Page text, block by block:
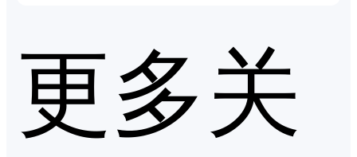
更多关